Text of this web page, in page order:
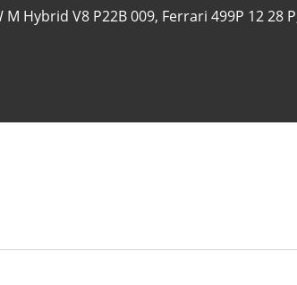
M Hybrid V8 P22B 009, Ferrari 499P 12 28 P